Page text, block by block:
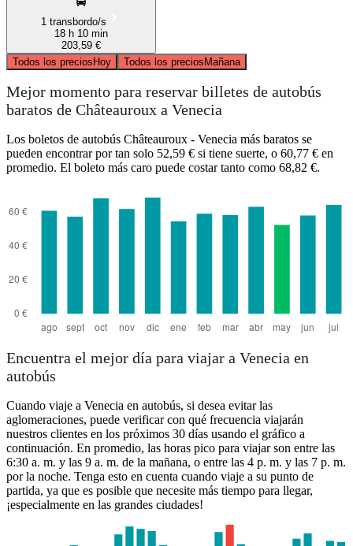
1 transbordo/s
18 h 10 min
203,59 €
Todos los preciosHoy Todos los preciosMañana
Mejor momento para reservar billetes de autobús
baratos de Châteauroux a Venecia
Los boletos de autobús Châteauroux - Venecia más baratos se
pueden encontrar por tan solo 52,59 € si tiene suerte, o 60,77 € en
promedio. El boleto más caro puede costar tanto como 68,82 €.
Encuentra el mejor día para viajar a Venecia en
autobús
Cuando viaje a Venecia en autobús, si desea evitar las
aglomeraciones, puede verificar con qué frecuencia viajarán
nuestros clientes en los próximos 30 días usando el gráfico a
continuación. En promedio, las horas pico para viajar son entre las
6:30 a. m. y las 9 a. m. de la mañana, o entre las 4 p. m. y las 7 p. m.
por la noche. Tenga esto en cuenta cuando viaje a su punto de
partida, ya que es posible que necesite más tiempo para llegar,
¡especialmente en las grandes ciudades!